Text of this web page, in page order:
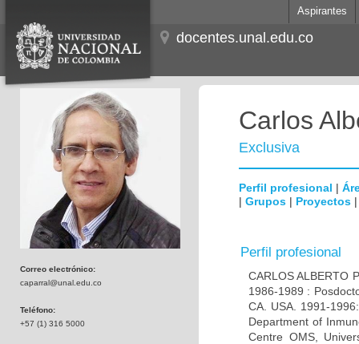
Aspirantes
docentes.unal.edu.co
Correo electrónico:
caparral@unal.edu.co
Teléfono:
+57 (1) 316 5000
Carlos
Exclusiva
Perfil profesional |
| Grupos | Proyectos
Perfil profesional
CARLOS ALBERTO
1986-1989 :
CA. USA. 1991-
Department of
Centre OMS,